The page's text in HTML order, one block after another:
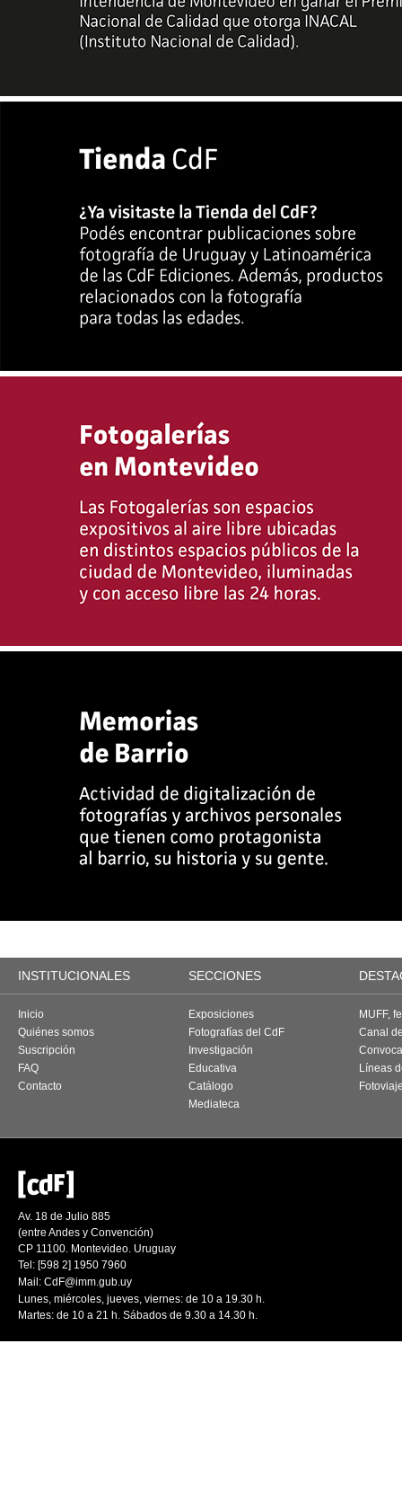
INSTITUCIONALES SECCIONES
Inicio
Quiénes somos
Suscripción
FAQ
Contacto
Exposiciones
Fotografías del CdF
Investigación
Educativa
Catálogo
Mediateca
MUFF,
Canal
Líneas
Av. 18 de Julio 885
(entre Andes y Convención)
CP 11100. Montevideo. Uruguay
Tel: [598 2] 1950 7960
Mail: CdF@imm.gub.uy
Lunes, miércoles, jueves, viernes: de 10 a 19.30 h.
Martes: de 10 a 21 h. Sábados de 9.30 a 14.30 h.